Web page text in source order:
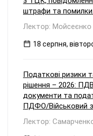
штрафи та
Лектор: Мойсеєнко
18 серпня,
Податкові ризики
рішення – 2026:
документи та
ПДФО/Військовий
Лектор: